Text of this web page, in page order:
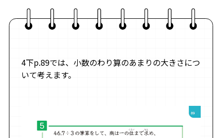
4下p.89では、小数のわり算のあまりの大きさにつ
いて考えます。